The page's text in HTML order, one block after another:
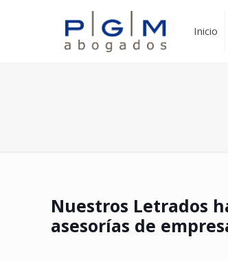
Inicio
Nuestros Letrados
asesorías de